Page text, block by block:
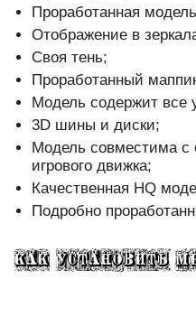
Проработанная
Отображение в
Своя тень;
Проработанный
Модель содержит все
3D шины и диски;
Модель совместима
игрового движка;
Качественная HQ
Подробно